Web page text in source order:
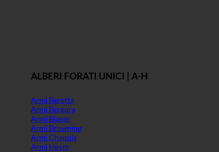
ALBERI FORATI UNICI | A-H
Armi Beretta
Armi Bergara
Armi Blaser
Armi Browning
Armi Chapuis
Armi Heym